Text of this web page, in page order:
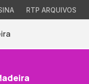
RTP ARQUIVOS